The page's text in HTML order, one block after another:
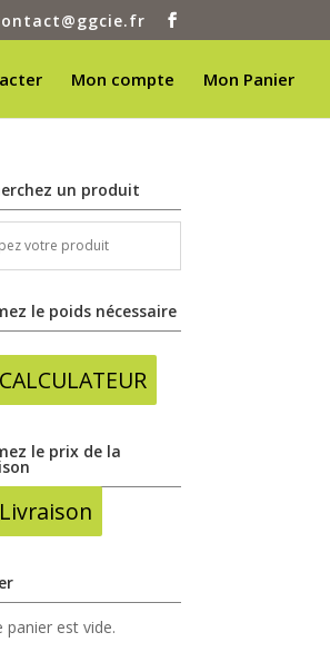
Mon compte Mon Panier
un produit
le poids nécessaire
le prix de la
panier est vide.